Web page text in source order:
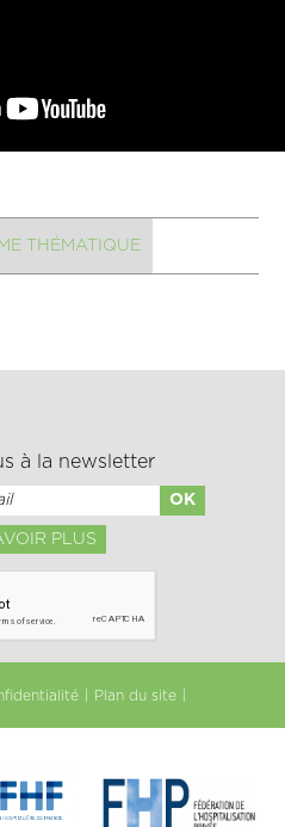
THÉMATIQUE
à la newsletter
PLUS
Plan du site